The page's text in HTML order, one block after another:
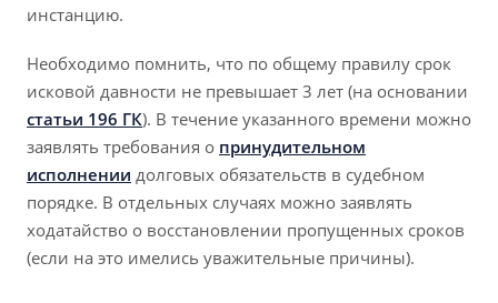
инстанцию.
Необходимо помнить, что по общему правилу срок
исковой давности не превышает 3 лет (на основании
статьи 196 ГК). В течение указанного времени можно
заявлять требования о принудительном
исполнении долговых обязательств в судебном
порядке. В отдельных случаях можно заявлять
ходатайство о восстановлении пропущенных сроков
(если на это имелись уважительные причины).